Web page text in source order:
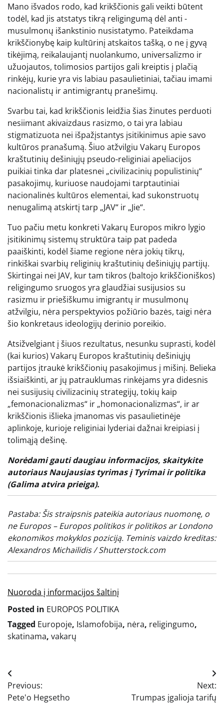
Mano išvados rodo, kad krikščionis gali veikti būtent
todėl, kad jis atstatys tikrą religingumą dėl anti -
musulmonų išankstinio nusistatymo. Pateikdama
krikščionybę kaip kultūrinį atskaitos tašką, o ne į gyvą
tikėjimą, reikalaujantį nuolankumo, universalizmo ir
užuojautos, tolimosios partijos gali kreiptis į plačią
rinkėjų, kurie yra vis labiau pasaulietiniai, tačiau imami
nacionalistų ir antimigrantų pranešimų.
Svarbu tai, kad krikščionis leidžia šias žinutes perduoti
nesiimant akivaizdaus rasizmo, o tai yra labiau
stigmatizuota nei išpažįstantys įsitikinimus apie savo
kultūros pranašumą. Šiuo atžvilgiu Vakarų Europos
kraštutinių dešiniųjų pseudo-religiniai apeliacijos
puikiai tinka dar platesnei „civilizacinių populistinių“
pasakojimų, kuriuose naudojami tarptautiniai
nacionalinės kultūros elementai, kad sukonstruotų
nenugalimą atskirtį tarp „JAV“ ir „Jie“.
Tuo pačiu metu konkreti Vakarų Europos mikro lygio
įsitikinimų sistemų struktūra taip pat padeda
paaiškinti, kodėl šiame regione nėra jokių tikrų,
rinkiškai svarbių religinių kraštutinių dešiniųjų partijų.
Skirtingai nei JAV, kur tam tikros (baltojo krikščioniškos)
religingumo sruogos yra glaudžiai susijusios su
rasizmu ir priešiškumu imigrantų ir musulmonų
atžvilgiu, nėra perspektyvios požiūrio bazės, taigi nėra
šio konkretaus ideologijų derinio poreikio.
Atsižvelgiant į šiuos rezultatus, nesunku suprasti, kodėl
(kai kurios) Vakarų Europos kraštutinių dešiniųjų
partijos įtraukė krikščionių pasakojimus į mišinį. Belieka
išsiaiškinti, ar jų patrauklumas rinkėjams yra didesnis
nei susijusių civilizacinių strategijų, tokių kaip
„femonacionalizmas“ ir „homonacionalizmas“, ir ar
krikščionis išlieka įmanomas vis pasaulietinėje
aplinkoje, kurioje religiniai lyderiai dažnai kreipiasi į
tolimąją dešinę.
Norėdami gauti daugiau informacijos, skaitykite
autoriausNaujausias tyrimasįTyrimai ir politika
(Galima atvira prieiga).
Pastaba: Šis straipsnis pateikia autoriaus nuomonę, o
ne Europos – Europos politikos ir politikos ar Londono
ekonomikos mokyklos poziciją. Teminis vaizdo kreditas:
Alexandros Michailidis/ Shutterstock.com
Nuoroda į informacijos šaltinį
Posted in EUROPOS POLITIKA
Tagged Europoje, Islamofobija, nėra, religingumo,
skatinama, vakarų
Navigacija
tarp
Previous:
Pete'o Hegsetho
Next:
Trumpas įgalioja tarifų